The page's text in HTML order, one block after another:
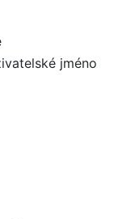
jméno